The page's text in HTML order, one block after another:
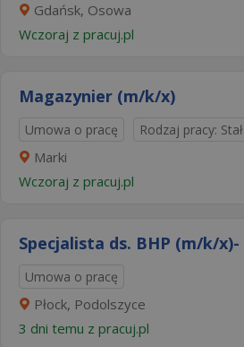
Gdańsk, Osowa
Wczoraj z pracuj.pl
Magazynier (m/k/x)
Umowa o pracę Rodzaj pracy:
Marki
Wczoraj z pracuj.pl
Specjalista ds. BHP (m/k/
Umowa o pracę
Płock, Podolszyce
3 dni temu z pracuj.pl